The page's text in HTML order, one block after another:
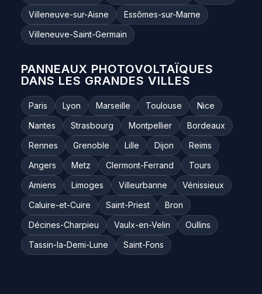
Villeneuve-sur-Aisne
Essômes-sur-Marne
Villeneuve-Saint-Germain
PANNEAUX PHOTOVOLTAÏQUES
DANS LES GRANDES VILLES
Paris Lyon Marseille Toulouse
Nice
Nantes
Strasbourg Montpellier
Bordeaux
Rennes
Grenoble Lille Dijon
Reims
Angers
Metz Clermont-Ferrand
Tours
Amiens
Limoges Villeurbanne
Vénissieux
Caluire-et-Cuire
Saint-Priest
Bron
Décines-Charpieu
Vaulx-en-Velin
Oullins
Tassin-la-Demi-Lune
Saint-Fons